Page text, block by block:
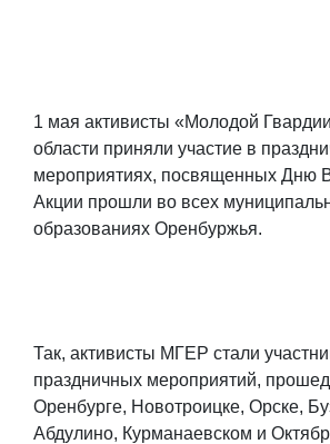
1 мая активисты «Молодой
области приняли участие в
мероприятиях, посвященных Дню
Акции прошли во всех
образованиях Оренбуржья.
Так, активисты МГЕР стали
праздничных мероприятий,
Оренбурге, Новотроицке, Орске,
Абдулино, Курманаевском и